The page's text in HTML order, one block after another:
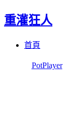
重灌狂人
首頁
PotPlayer